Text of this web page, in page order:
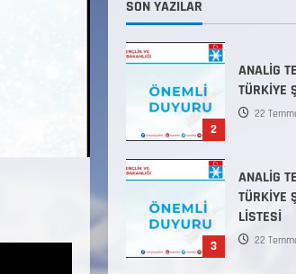
SON YAZILAR
2
ANALİG
TÜRKİYE
22
3
ANALİG
TÜRKİYE
LİSTESİ
22